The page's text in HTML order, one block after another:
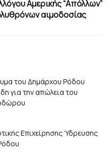
Αμερικής “Απόλλων”
αιμοδοσίας
του Δημάρχου Ρόδου
για την απώλεια του
Επιχείρησης Ύδρευσης